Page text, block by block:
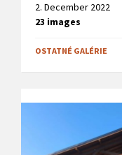
2. December 2022
23 images
OSTATNÉ GALÉRIE